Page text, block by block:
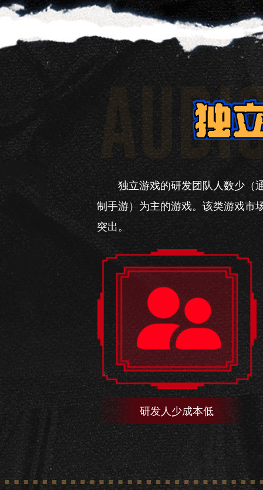
独立游戏的研发团队人数少（
制手游）为主的游戏。该类游戏市
突出。
研发人少成本低